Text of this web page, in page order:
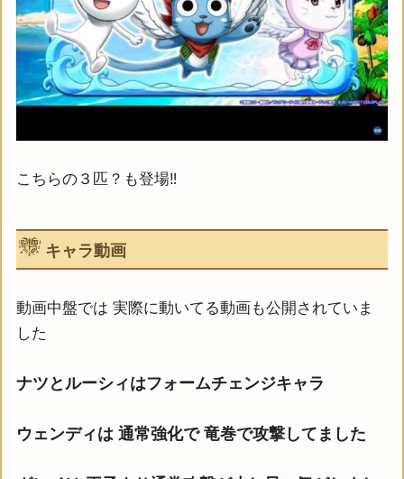
こちらの３匹？も登場‼
キャラ動画
動画中盤では 実際に動いてる動画も公開されていま
した
ナツとルーシィはフォームチェンジキャラ
ウェンディは 通常強化で 竜巻で攻撃してました